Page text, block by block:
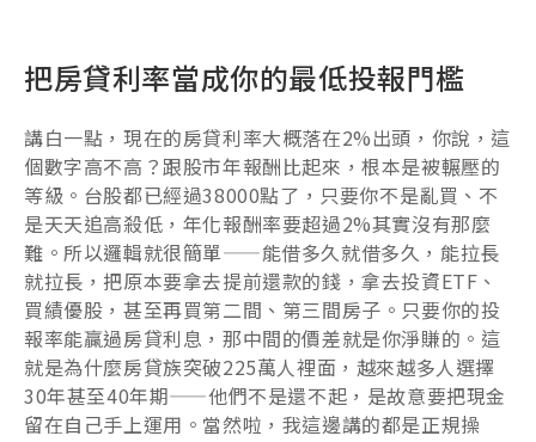
把房貸利率當成你的最低投報門檻
講白一點，現在的房貸利率大概落在2%出頭，你說，這
個數字高不高？跟股市年報酬比起來，根本是被輾壓的
等級。台股都已經過38000點了，只要你不是亂買、不
是天天追高殺低，年化報酬率要超過2%其實沒有那麼
難。所以邏輯就很簡單——能借多久就借多久，能拉長
就拉長，把原本要拿去提前還款的錢，拿去投資ETF、
買績優股，甚至再買第二間、第三間房子。只要你的投
報率能贏過房貸利息，那中間的價差就是你淨賺的。這
就是為什麼房貸族突破225萬人裡面，越來越多人選擇
30年甚至40年期——他們不是還不起，是故意要把現金
留在自己手上運用。當然啦，我這邊講的都是正規操